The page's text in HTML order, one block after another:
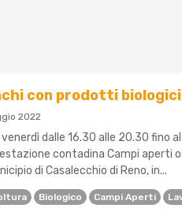
con prodotti
2022
dalle 16.30 alle 20.30 fino
contadina Campi aperti
di Casalecchio di Reno, in...
Biologico Campi Aperti